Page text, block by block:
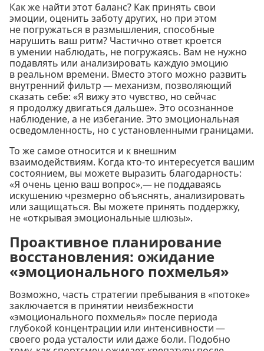
Как же найти этот баланс? Как принять свои
эмоции, оценить заботу других, но при этом
не погружаться в размышления, способные
нарушить ваш ритм? Частично ответ кроется
в умении наблюдать, не погружаясь. Вам не нужно
подавлять или анализировать каждую эмоцию
в реальном времени. Вместо этого можно развить
внутренний фильтр — механизм, позволяющий
сказать себе: «Я вижу это чувство, но сейчас
я продолжу двигаться дальше». Это осознанное
наблюдение, а не избегание. Это эмоциональная
осведомленность, но с установленными границами.
То же самое относится и к внешним
взаимодействиям. Когда кто-то интересуется вашим
состоянием, вы можете выразить благодарность:
«Я очень ценю ваш вопрос»,— не поддаваясь
искушению чрезмерно объяснять, анализировать
или защищаться. Вы можете принять поддержку,
не «открывая эмоциональные шлюзы».
Проактивное планирование
восстановления: ожидание
«эмоционального похмелья»
Возможно, часть стратегии пребывания в «потоке»
заключается в принятии неизбежности
«эмоционального похмелья» после периода
глубокой концентрации или интенсивности —
своего рода усталости или даже боли. Подобно